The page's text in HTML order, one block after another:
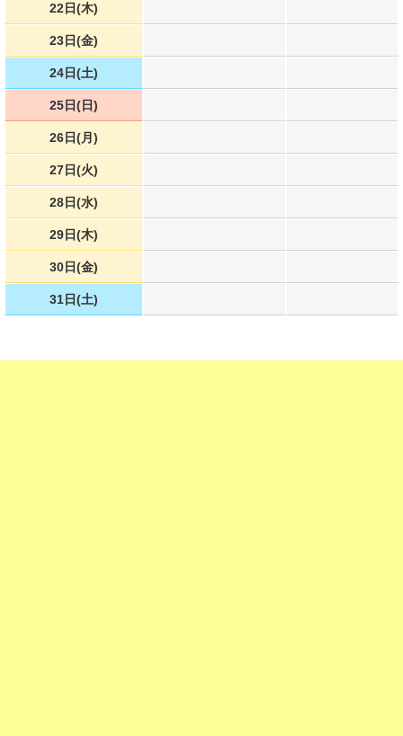
22日(木)
23日(金)
24日(土)
25日(日)
26日(月)
27日(火)
28日(水)
29日(木)
30日(金)
31日(土)